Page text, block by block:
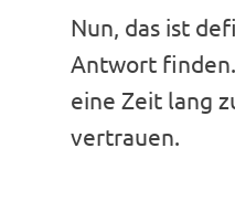
Nun, das ist
Antwort
eine Zeit lang
vertrauen.